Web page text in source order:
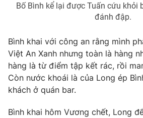
Bố Bình kể lại được Tuấn cứu khỏi
đánh đập.
Bình khai với công an rằng mình
Việt An Xanh nhưng toàn là hàng
hàng là từ điểm tập kết rác, rồi
Còn nước khoái là của Long ép
khách ở quán bar.
Bình khai hôm Vương chết, Long